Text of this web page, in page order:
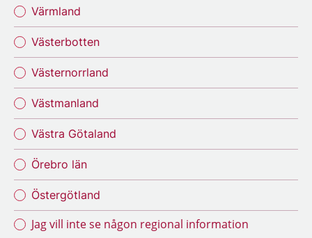
Värmland
Västerbotten
Västernorrland
Västmanland
Västra Götaland
Örebro län
Östergötland
Jag vill inte se någon regional information